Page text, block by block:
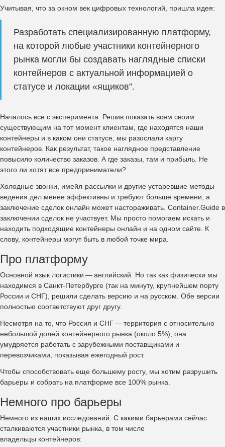
Учитывая, что за окном век цифровых технологий, пришла идея:
Разработать специализированную платформу,
на которой любые участники контейнерного
рынка могли бы создавать наглядные списки
контейнеров с актуальной информацией о
статусе и локации «ящиков”.
Началось все с эксперимента. Решив показать всем своим
существующим на тот момент клиентам, где находятся наши
контейнеры и в каком они статусе, мы разослали карту
контейнеров. Как результат, такое наглядное представление
повысило количество заказов. А где заказы, там и прибыль. Не
этого ли хотят все предприниматели?
Холодные звонки, имейл-рассылки и другие устаревшие методы
ведения дел менее эффективны и требуют больше времени; а
заключение сделок онлайн может настораживать. Container.Guide в
заключении сделок не участвует. Мы просто помогаем искать и
находить подходящие контейнеры онлайн и на одном сайте. К
слову, контейнеры могут быть в любой точке мира.
Про платформу
Основной язык логистики — английский. Но так как физически мы
находимся в Санкт-Петербурге (так на минуту, крупнейшем порту
России и СНГ), решили сделать версию и на русском. Обе версии
полностью соответствуют друг другу.
Несмотря на то, что Россия и СНГ — территория с относительно
небольшой долей контейнерного рынка (около 5%), она
умудряется работать с зарубежными поставщиками и
перевозчиками, показывая ежегодный рост.
Чтобы способствовать еще большему росту, мы хотим разрушить
барьеры и собрать на платформе все 100% рынка.
Немного про барьеры
Немного из наших исследований. С какими барьерами сейчас
сталкиваются участники рынка, в том числе
владельцы контейнеров: